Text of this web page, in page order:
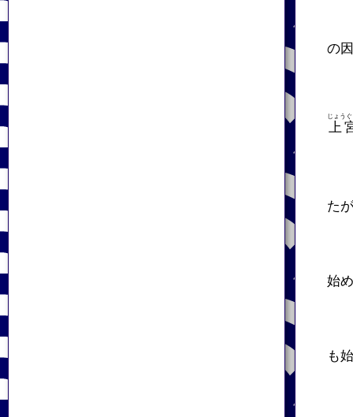
の
上
じょう
た
始
も